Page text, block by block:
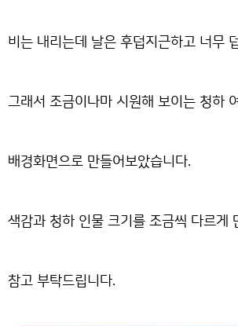
비는 내리는데 날은 후덥지근하고 너무
그래서 조금이나마 시원해 보이는 청하
배경화면으로 만들어보았습니다.
색감과 청하 인물 크기를 조금씩 다르게
참고 부탁드립니다.